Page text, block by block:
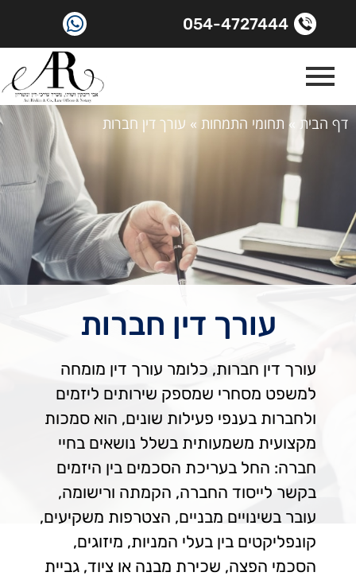
054-4727444
דף הבית » תחומי התמחות » עורך דין חברות
עורך דין חברות
עורך דין חברות, כלומר עורך דין מומחה
למשפט מסחרי שמספק שירותים ליזמים
ולחברות בענפי פעילות שונים, הוא סמכות
מקצועית משמעותית בשלל נושאים בחיי
חברה: החל בעריכת הסכמים בין היזמים
בקשר לייסוד החברה, הקמתה ורישומה,
עובר בשינויים מבניים, הצטרפות משקיעים,
קונפליקטים בין בעלי המניות, מיזוגים,
הסכמי הפצה, שכירת מבנה או ציוד, גביית